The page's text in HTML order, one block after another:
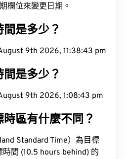
欄位來變更日期。
是多少？
9th 2026, 11:38:44 pm
是多少？
9th 2026, 1:08:44 pm
區有什麼不同？
Standard Time）為目標
時間 (10.5 hours behind) 的